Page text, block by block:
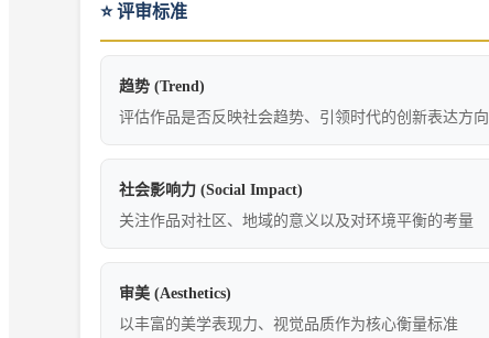
⭐ 评审标准
趋势 (Trend)
评估作品是否反映社会趋势、引领时代的创新表达方向
社会影响力 (Social Impact)
关注作品对社区、地域的意义以及对环境平衡的考量
审美 (Aesthetics)
以丰富的美学表现力、视觉品质作为核心衡量标准